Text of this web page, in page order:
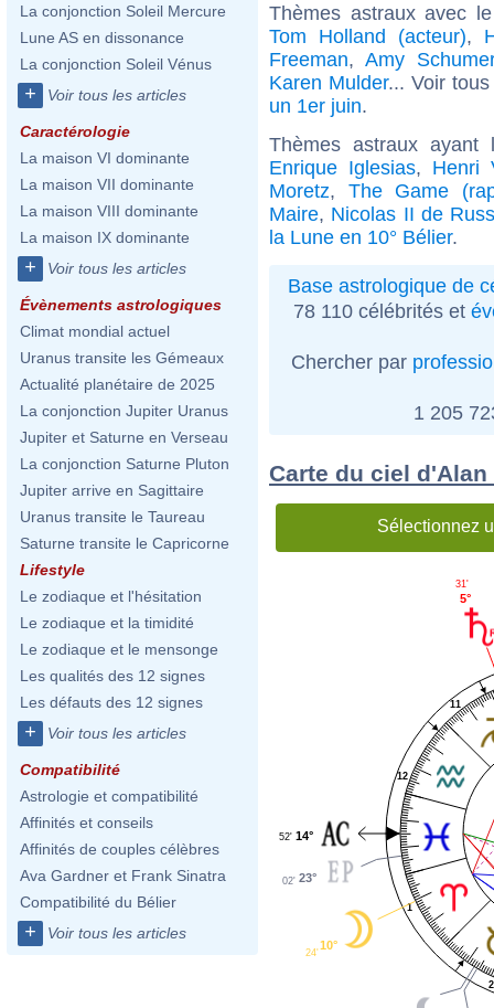
La conjonction Soleil Mercure
Lune AS en dissonance
La conjonction Soleil Vénus
+ Voir tous les articles
Caractérologie
La maison VI dominante
La maison VII dominante
La maison VIII dominante
La maison IX dominante
+ Voir tous les articles
Évènements astrologiques
Climat mondial actuel
Uranus transite les Gémeaux
Actualité planétaire de 2025
La conjonction Jupiter Uranus
Jupiter et Saturne en Verseau
La conjonction Saturne Pluton
Jupiter arrive en Sagittaire
Uranus transite le Taureau
Saturne transite le Capricorne
Lifestyle
Le zodiaque et l'hésitation
Le zodiaque et la timidité
Le zodiaque et le mensonge
Les qualités des 12 signes
Les défauts des 12 signes
+ Voir tous les articles
Compatibilité
Astrologie et compatibilité
Affinités et conseils
Affinités de couples célèbres
Ava Gardner et Frank Sinatra
Compatibilité du Bélier
+ Voir tous les articles
Thèmes astraux avec
Tom Holland (acteur),
Freeman, Amy Schumer
Karen Mulder... Voir
un 1er juin.
Thèmes astraux
Enrique Iglesias, Henri
Moretz, The Game
Maire, Nicolas II de
la Lune en 10° Bélier.
Base astrologique de
78 110 célébrités et
Chercher par
1 205
Carte du ciel
Sélectionnez
1
2
11
12
5°
31'
14°
52'
23°
02'
10°
24'